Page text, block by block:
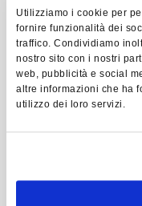
Utilizziamo i cookie per
fornire funzionalità dei
traffico. Condividiamo
nostro sito con i nostri
web, pubblicità e social
altre informazioni che ha
utilizzo dei loro servizi.
all’integrazione
Grazie a queste
offrire un servizio
operativa,
della supply chain.
catena del